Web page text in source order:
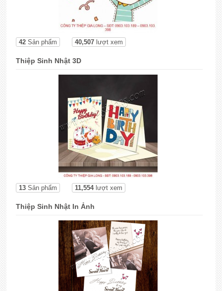
42Sản phẩm 40,507lượt xem
Thiệp Sinh Nhật 3D
13Sản phẩm 11,554lượt xem
Thiệp Sinh Nhật In Ảnh